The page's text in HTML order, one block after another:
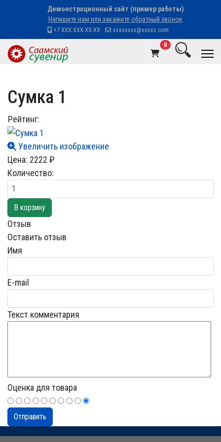
Демонстрационный сайт (пример работы)
Напишите нам или закажите обратный звонок
+7 XXX XXX-XX-XX xxxxxxxx@xxxxx.com
0В корзину
Сумка 1
Рейтинг:
Увеличить изображение
Цена: 2222 ₽
Количество:
Отзыв
Оставить отзыв
Имя
E-mail
Текст комментария
Оценка для товара